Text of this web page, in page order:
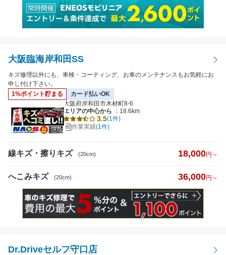
大阪臨海岸和田SS
キズ修理以外にも、車検・コーティング、お車のメンテナンスもお気軽にお
申し付け下さい。
1%ポイント貯まる
カード払いOK
大阪府岸和田市木材町8-6
エリアの中心から
：18.6km
3.5(1件)
作業実績(1件)
線キズ・擦りキズ (20cm) 18,000円～
へこみキズ (20cm) 36,000円～
Dr.Driveセルフ守口店